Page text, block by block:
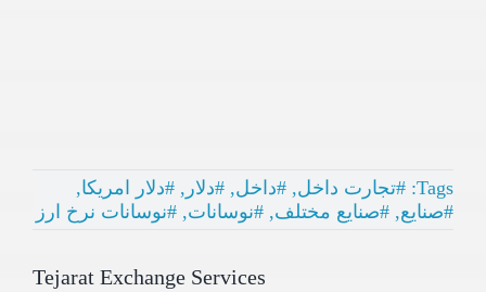
Tags: #تجارت داخل, #داخل, #دلار , #دلار امریکا,
#صنایع, #صنایع مختلف, #نوسانات, #نوسانات نرخ ارز
Tejarat Exchange Services